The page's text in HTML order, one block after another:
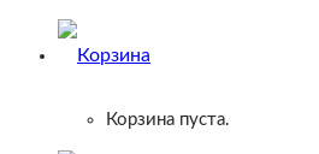
Корзина пуста.